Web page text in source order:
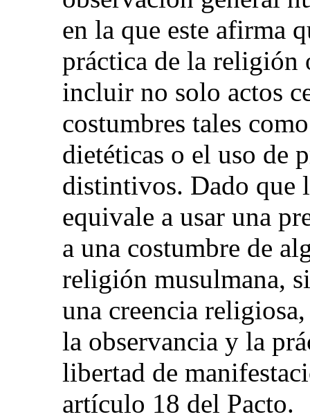
en la que este afirma
práctica de la religión
incluir no solo actos
costumbres tales
dietéticas o el uso de
distintivos. Dado que
equivale a usar una
a una costumbre de
religión musulmana,
una creencia
la observancia y la
libertad de
artículo 18 del Pacto.